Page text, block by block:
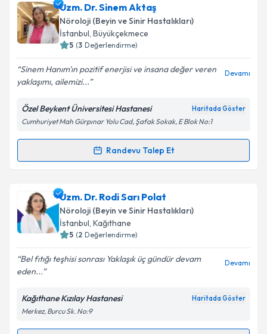
Uzm. Dr. Eugeniu Vieruiçin randevu takvimi talebi
oluşturun. Size bu uzmandan randevu almanız için bir
takvim hazırlandığında e-posta ile bilgilendireceğiz.
Kişisel verilerimin işlenmesine ilişkin
Aydınlatma
Metni'ni okudum ve kişisel verilerimin belirtilen
kapsamda işlenmesini kabul ediyorum.
Uzm. Dr. Sinem Aktaş
Nöroloji (Beyin ve Sinir Hastalıkları)
İstanbul, Büyükçekmece
5 (3 Değerlendirme)
Sinem Hanım'ın pozitif enerjisi ve insana değer veren
yaklaşımı, ailemizi...
Devamı
Özel Beykent Üniversitesi Hastanesi Haritada Göster
Cumhuriyet Mah Gürpınar Yolu Cad, Şafak Sokak, E Blok No:1
Randevu Talep Et
Randevu Takvimi Talebi
Uzm. Dr. Sinem Aktaşiçin randevu takvimi talebi
oluşturun. Size bu uzmandan randevu almanız için bir
takvim hazırlandığında e-posta ile bilgilendireceğiz.
Kişisel verilerimin işlenmesine ilişkin
Aydınlatma
Metni'ni okudum ve kişisel verilerimin belirtilen
kapsamda işlenmesini kabul ediyorum.
Uzm. Dr. Rodi Sarı Polat
Nöroloji (Beyin ve Sinir Hastalıkları)
İstanbul, Kağıthane
5 (2 Değerlendirme)
Bel fıtığı teşhisi sonrası Yaklaşık üç gündür devam
eden...
Devamı
Kağıthane Kızılay Hastanesi Haritada Göster
Merkez, Burcu Sk. No:9